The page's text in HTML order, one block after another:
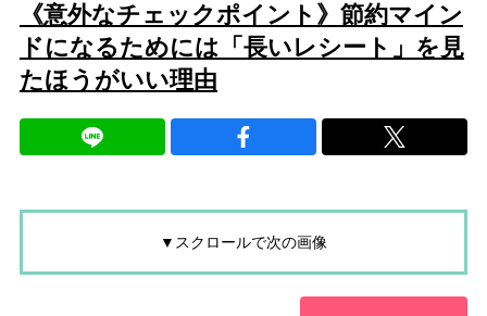
《意外なチェックポイント》節約マイン
ドになるためには「長いレシート」を見
たほうがいい理由
▼スクロールで次の画像